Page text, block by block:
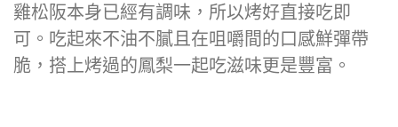
雞松阪本身已經有調味，所以烤好直接吃即
可。吃起來不油不膩且在咀嚼間的口感鮮彈帶